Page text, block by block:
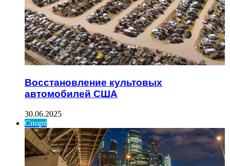
Восстановление культовых
автомобилей США
30.06.2025
Спорт